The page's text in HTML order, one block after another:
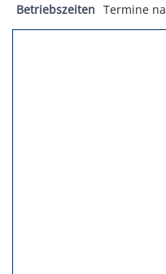
Betriebszeiten Termine